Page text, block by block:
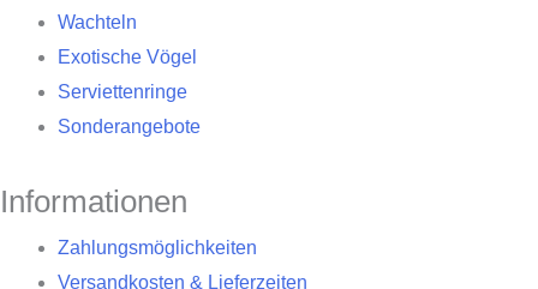
Wachteln
Exotische Vögel
Serviettenringe
Sonderangebote
Informationen
Zahlungsmöglichkeiten
Versandkosten & Lieferzeiten